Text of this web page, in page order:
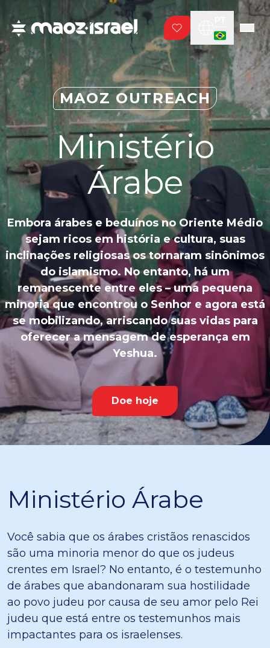
MAOZ OUTREACH
Ministério
Árabe
Embora árabes e beduínos no Oriente Médio
sejam ricos em história e cultura, suas
inclinações religiosas os tornaram sinônimos
do islamismo. No entanto, há um
remanescente entre eles – uma pequena
minoria que encontrou o Senhor e agora está
se mobilizando, arriscando suas vidas para
oferecer a mensagem de esperança em
Yeshua.
Doe hoje
Ministério Árabe
Você sabia que os árabes cristãos renascidos
são uma minoria menor do que os judeus
crentes em Israel? No entanto, é o testemunho
de árabes que abandonaram sua hostilidade
ao povo judeu por causa de seu amor pelo Rei
judeu que está entre os testemunhos mais
impactantes para os israelenses.